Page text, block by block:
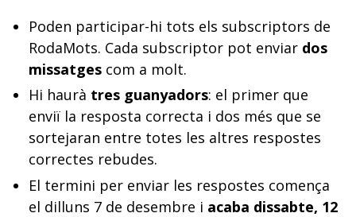
Poden participar-hi tots els subscriptors de
RodaMots. Cada subscriptor pot enviar dos
missatges com a molt.
Hi haurà tres guanyadors: el primer que
enviï la resposta correcta i dos més que se
sortejaran entre totes les altres respostes
correctes rebudes.
El termini per enviar les respostes comença
el dilluns 7 de desembre i acaba dissabte, 12